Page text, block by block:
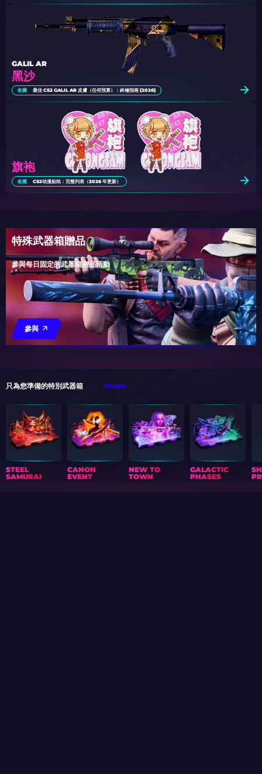
黑沙
GALIL AR
收藏 最佳 CS2 GALIL AR 皮膚（任何預算）：終極指南 [2026]
旗袍
收藏 CS2动漫贴纸：完整列表（2026 年更新）
特殊武器箱贈品
參與每日固定的武器箱贈品活動
參與
只為您準備的特別武器箱 所有武器箱
STEEL
SAMURAI
CANON
EVENT
NEW TO
TOWN
GALACTIC
PHASES